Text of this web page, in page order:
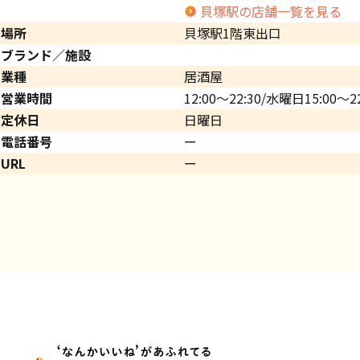
貝塚駅の店舗一覧を見る
場所
貝塚駅1階東出口
ブランド／施設
業種
居酒屋
営業時間
12:00～22:30/水曜日15:00～
定休日
日曜日
電話番号
ー
URL
ー